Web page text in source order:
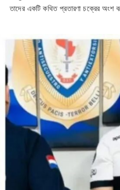
তাদের একটি কথিত প্রতারণা চক্রের অংশ